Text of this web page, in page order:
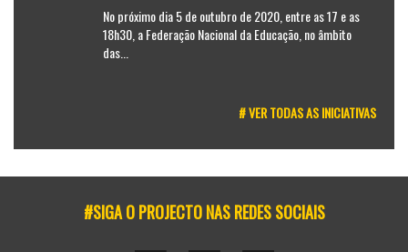
No próximo dia 5 de outubro de 2020, entre as 17 e as
18h30, a Federação Nacional da Educação, no âmbito
das...
# VER TODAS AS INICIATIVAS
#SIGA O PROJECTO NAS REDES SOCIAIS